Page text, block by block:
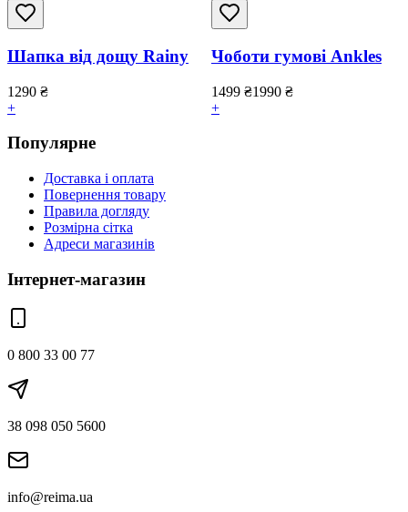
Шапка від дощу Rainy
1290 ₴
+
Чоботи гумові Ankles
1499 ₴1990 ₴
+
Популярне
Доставка і оплата
Повернення товару
Правила догляду
Розмірна сітка
Адреси магазинів
Інтернет-магазин
0 800 33 00 77
38 098 050 5600
info@reima.ua